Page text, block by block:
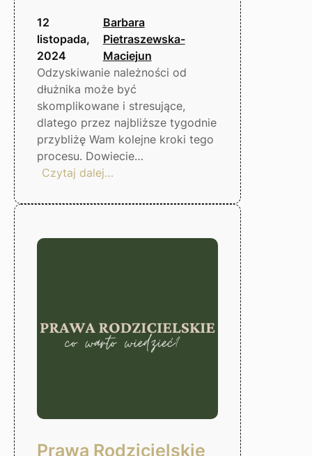
12
listopada,
2024
Barbara
Pietraszewska-
Maciejun
Odzyskiwanie należności od
dłużnika może być
skomplikowane i stresujące,
dlatego przez najbliższe tygodnie
przybliżę Wam kolejne kroki tego
procesu. Dowiecie…
Czytaj dalej…
odzyskać
nad
Prawa Rodzicielskie